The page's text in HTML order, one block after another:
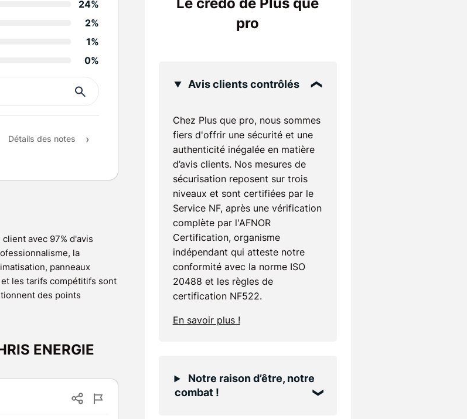
24%
2%
1%
0%
Recommandation
Détails des notes
avec 97% d'avis
la
panneaux
les tarifs compétitifs sont
des points
ENERGIE
Le credo de Plus que
pro
Avis clients contrôlés
Chez Plus que pro, nous sommes
fiers d'offrir une sécurité et une
authenticité inégalée en matière
d’avis clients. Nos mesures de
sécurisation reposent sur trois
niveaux et sont certifiées par le
Service NF, après une vérification
complète par l'AFNOR
Certification, organisme
indépendant qui atteste notre
conformité avec la norme ISO
20488 et les règles de
certification NF522.
En savoir plus !
Notre raison d’être, notre
combat !